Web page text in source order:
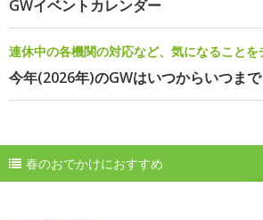
GWイベントカレンダー
連休中の各機関の対応など、気になることを
今年(2026年)のGWはいつからいつまで
春のおでかけにおすすめ